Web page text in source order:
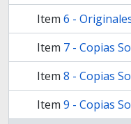
Item 6 -
Item 7 - Copias
Item 8 - Copias
Item 9 - Copias